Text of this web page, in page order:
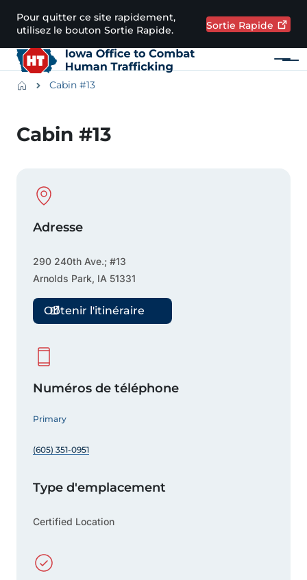
Passer au contenu principal
Pour quitter ce site rapidement,
utilisez le bouton Sortie Rapide.
Sortie Rapide
Menu
Breadcrumbs
Cabin #13
Cabin #13
Physical Location
Adresse
290 240th Ave.; #13
Arnolds Park, IA 51331
Obtenir l'itinéraire
Numéros de téléphone
Primary
(605) 351-0951
Type d'emplacement
Certified Location